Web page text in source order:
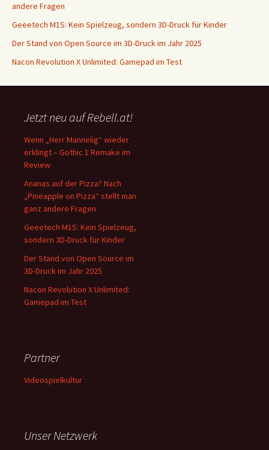
andere Fragen
Geeetech M1S: Kein Spielzeug, sondern 3D-Druck für Kinder
Der Stand von Open Source im 3D-Druck im Jahr 2025
Nacon Revolution X Unlimited: Gamepad im Test
Jetzt neu auf Rebell.at!
Wenn „Herr Mannelig“ wieder
erklingt – Gothic 1 Remake im
Review
Ananas auf der Pizza? Nach
„Pineapple on Pizza“ stellt man
ganz andere Fragen
Geeetech M1S: Kein Spielzeug,
sondern 3D-Druck für Kinder
Der Stand von Open Source im
3D-Druck im Jahr 2025
Nacon Revolution X Unlimited:
Gamepad im Test
Partner
Videospielkultur
Unser Netzwerk